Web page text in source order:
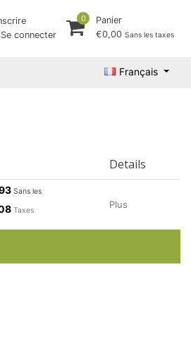
connecter
0
Panier
€0,00 Sans les taxes
Français
Details
Sans les
Taxes
Plus